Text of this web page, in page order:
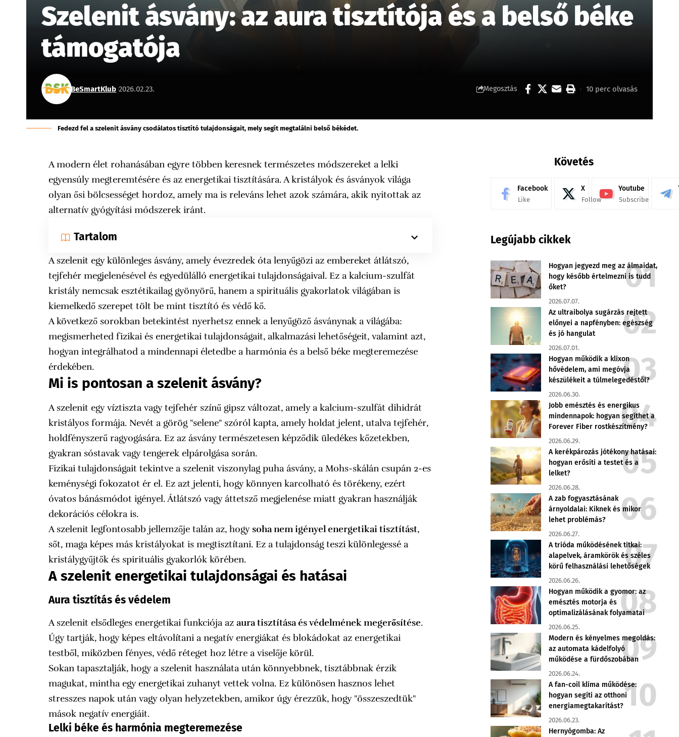
Szelenit ásvány: az aura tisztítója és a belső béke
támogatója
BeSmartKlub 2026.02.23. Megosztás 10 perc olvasás
Fedezd fel a szelenit ásvány csodálatos tisztító tulajdonságait, mely segít megtalálni belső békédet.
A modern élet rohanásában egyre többen keresnek természetes módszereket a lelki
egyensúly megteremtésére és az energetikai tisztítására. A kristályok és ásványok világa
olyan ősi bölcsességet hordoz, amely ma is releváns lehet azok számára, akik nyitottak az
alternatív gyógyítási módszerek iránt.
Tartalom
A szelenit egy különleges ásvány, amely évezredek óta lenyűgözi az embereket átlátszó,
tejfehér megjelenésével és egyedülálló energetikai tulajdonságaival. Ez a kalcium-szulfát
kristály nemcsak esztétikailag gyönyörű, hanem a spirituális gyakorlatok világában is
kiemelkedő szerepet tölt be mint tisztító és védő kő.
A következő sorokban betekintést nyerhetsz ennek a lenyűgöző ásványnak a világába:
megismerheted fizikai és energetikai tulajdonságait, alkalmazási lehetőségeit, valamint azt,
hogyan integrálhatod a mindennapi életedbe a harmónia és a belső béke megteremezése
érdekében.
Mi is pontosan a szelenit ásvány?
A szelenit egy víztiszta vagy tejfehér színű gipsz változat, amely a kalcium-szulfát dihidrát
kristályos formája. Nevét a görög "selene" szóról kapta, amely holdat jelent, utalva tejfehér,
holdfényszerű ragyogására. Ez az ásvány természetesen képződik üledékes kőzetekben,
gyakran sóstavak vagy tengerek elpárolgása során.
Fizikai tulajdonságait tekintve a szelenit viszonylag puha ásvány, a Mohs-skálán csupán 2-es
keménységi fokozatot ér el. Ez azt jelenti, hogy könnyen karcolható és törékeny, ezért
óvatos bánásmódot igényel. Átlátszó vagy áttetsző megjelenése miatt gyakran használják
dekorációs célokra is.
A szelenit legfontosabb jellemzője talán az, hogysoha nem igényel energetikai tisztítást,
sőt, maga képes más kristályokat is megtisztítani. Ez a tulajdonság teszi különlegessé a
kristálygyűjtők és spirituális gyakorlók körében.
A szelenit energetikai tulajdonságai és hatásai
Aura tisztítás és védelem
A szelenit elsődleges energetikai funkciója azaura tisztítása és védelmének megerősítése.
Úgy tartják, hogy képes eltávolítani a negatív energiákat és blokádokat az energetikai
testből, miközben fényes, védő réteget hoz létre a viselője körül.
Sokan tapasztalják, hogy a szelenit használata után könnyebbnek, tisztábbnak érzik
magukat, mintha egy energetikai zuhanyt vettek volna. Ez különösen hasznos lehet
stresszes napok után vagy olyan helyzetekben, amikor úgy érezzük, hogy "összeszedtük"
mások negatív energiáit.
Lelki béke és harmónia megteremezése
Követés
Facebook
Like
X
Follow
Youtube
Subscribe
Legújabb cikkek
Hogyan jegyezd meg az álmaidat,
hogy később értelmezni is tudd
őket?
2026.07.07.
Az ultraibolya sugárzás rejtett
előnyei a napfényben: egészség
és jó hangulat
2026.07.01.
Hogyan működik a klixon
hővédelem, ami megóvja
készülékeit a túlmelegedéstől?
2026.06.30.
Jobb emésztés és energikus
mindennapok: hogyan segíthet a
Forever Fiber rostkészítmény?
2026.06.29.
A kerékpározás jótékony hatásai:
hogyan erősíti a testet és a
lelket?
2026.06.28.
A zab fogyasztásának
árnyoldalai: Kiknek és mikor
lehet problémás?
2026.06.27.
A trióda működésének titkai:
alapelvek, áramkörök és széles
körű felhasználási lehetőségek
2026.06.26.
Hogyan működik a gyomor: az
emésztés motorja és
optimalizálásának folyamatai
2026.06.25.
Modern és kényelmes megoldás:
az automata kádelfolyó
működése a fürdőszobában
2026.06.24.
A fan-coil klíma működése:
hogyan segíti az otthoni
energiamegtakarítást?
2026.06.23.
Hernyógomba: Az